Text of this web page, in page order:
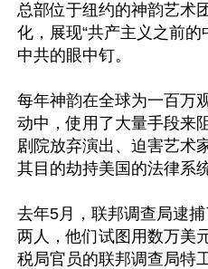
总部位于纽约的神韵艺术
化，展现“共产主义之前
中共的眼中钉。
每年神韵在全球为一百万
动中，使用了大量手段来
剧院放弃演出、迫害艺术
其目的劫持美国的法律系统
去年5月，联邦调查局逮
两人，他们试图用数万美
税局官员的联邦调查局特